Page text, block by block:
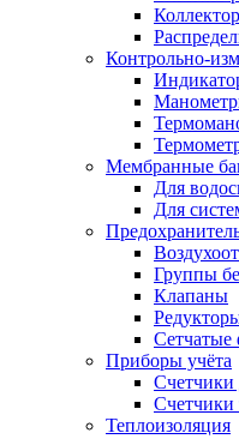
Контрольно-
Мембранные
Для
Для
Группы
Клапаны
Сетчатые
Приборы учёта
Счетчики
Счетчики
Теплоизоляция